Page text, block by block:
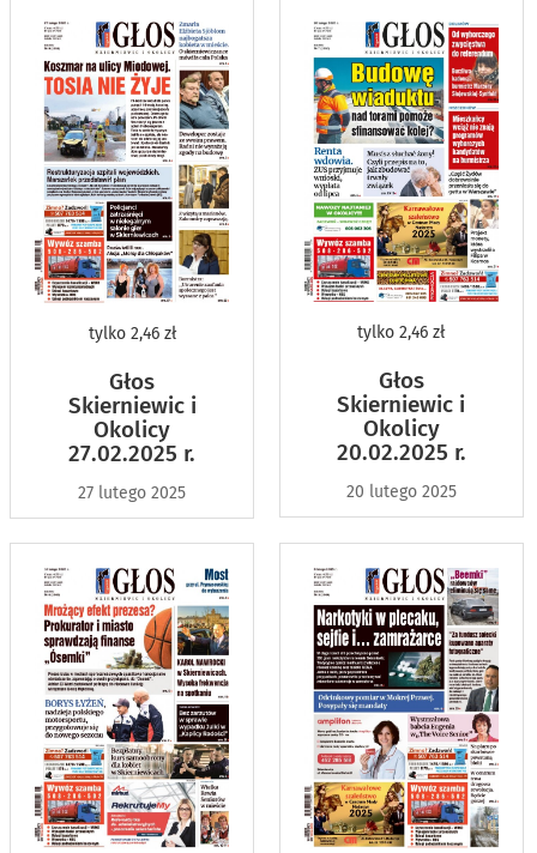
tylko2,46 zł
Głos
Skierniewic i
Okolicy
27.02.2025 r.
27 lutego 2025
tylko 2,46 zł
Głos
Skierniewic i
Okolicy
20.02.2025 r.
20 lutego 2025